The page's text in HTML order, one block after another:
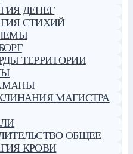
ДЕНЕГ
СТИХИЙ
ТЕРРИТОРИИ
МАГИСТРА
ОБЩЕЕ
КРОВИ